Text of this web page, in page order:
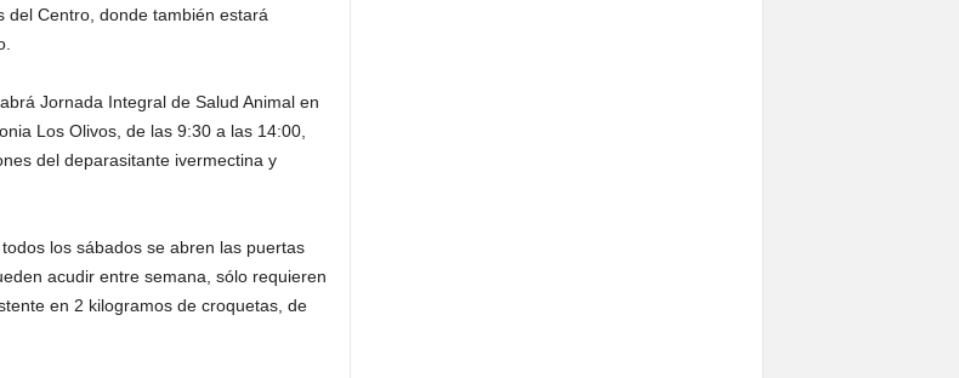
del Centro, donde también estará
Jornada Integral de Salud Animal en
Los Olivos, de las 9:30 a las 14:00,
del deparasitante ivermectina y
los sábados se abren las puertas
acudir entre semana, sólo requieren
en 2 kilogramos de croquetas, de